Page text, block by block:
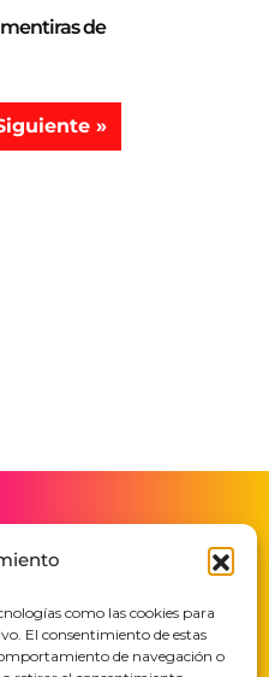
como las cookies para
El consentimiento de estas
de navegación o
mentiras de
»
DE MÉXICO
del Monte 34
Huixquilucan